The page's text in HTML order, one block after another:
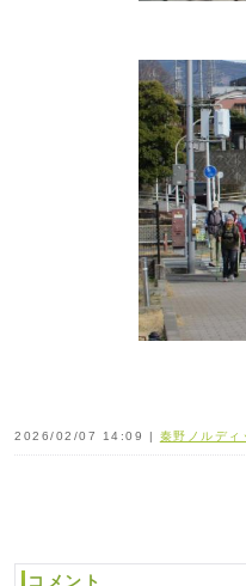
2026/02/07 14:09 | 秦野ノルディ
コメント